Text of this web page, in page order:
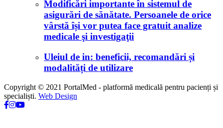
Modificări importante în sistemul de
asigurări de sănătate. Persoanele de orice
vârstă își vor putea face gratuit analize
medicale şi investigaţii
Uleiul de in: beneficii, recomandări și
modalități de utilizare
Copyright © 2021 PortalMed - platformă medicală pentru pacienți și
specialiști. Web Design